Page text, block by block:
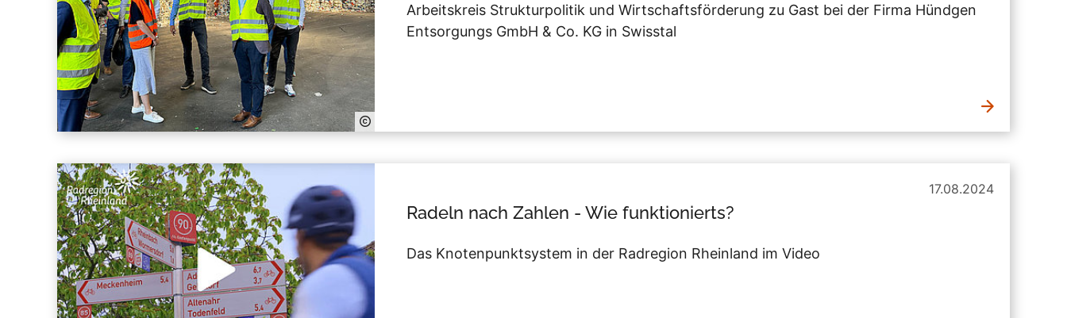
Arbeitskreis Strukturpolitik und Wirtschaftsförderung zu Gast bei der Firma Hündgen
Entsorgungs GmbH & Co. KG in Swisstal
17.08.2024
Radeln nach Zahlen - Wie funktionierts?
Das Knotenpunktsystem in der Radregion Rheinland im Video